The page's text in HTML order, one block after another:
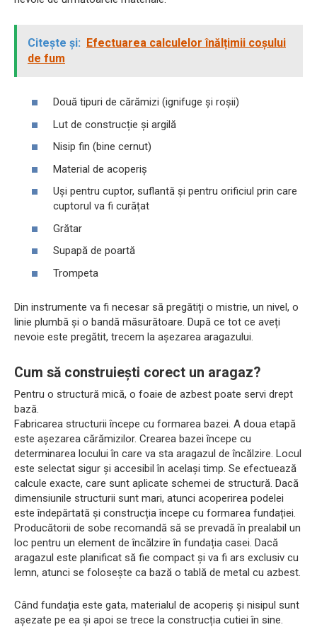
Citește și: Efectuarea calculelor înălțimii coșului
de fum
Două tipuri de cărămizi (ignifuge și roșii)
Lut de construcție și argilă
Nisip fin (bine cernut)
Material de acoperiș
Uși pentru cuptor, suflantă și pentru orificiul prin care
cuptorul va fi curățat
Grătar
Supapă de poartă
Trompeta
Din instrumente va fi necesar să pregătiți o mistrie, un nivel, o
linie plumbă și o bandă măsurătoare. După ce tot ce aveți
nevoie este pregătit, trecem la așezarea aragazului.
Cum să construiești corect un aragaz?
Pentru o structură mică, o foaie de azbest poate servi drept
bază.
Fabricarea structurii începe cu formarea bazei. A doua etapă
este așezarea cărămizilor. Crearea bazei începe cu
determinarea locului în care va sta aragazul de încălzire. Locul
este selectat sigur și accesibil în același timp. Se efectuează
calcule exacte, care sunt aplicate schemei de structură. Dacă
dimensiunile structurii sunt mari, atunci acoperirea podelei
este îndepărtată și construcția începe cu formarea fundației.
Producătorii de sobe recomandă să se prevadă în prealabil un
loc pentru un element de încălzire în fundația casei. Dacă
aragazul este planificat să fie compact și va fi ars exclusiv cu
lemn, atunci se folosește ca bază o tablă de metal cu azbest.
Când fundația este gata, materialul de acoperiș și nisipul sunt
așezate pe ea și apoi se trece la construcția cutiei în sine.